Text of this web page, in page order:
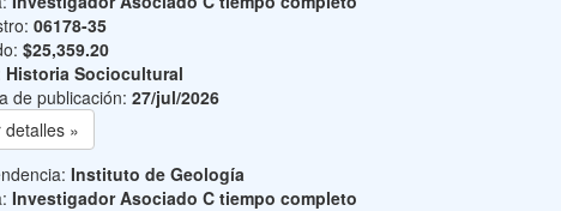
06178-35
$25,359.20
Historia Sociocultural
de publicación: 27/jul/2026
detalles »
Instituto de Geología
Investigador Asociado C tiempo completo